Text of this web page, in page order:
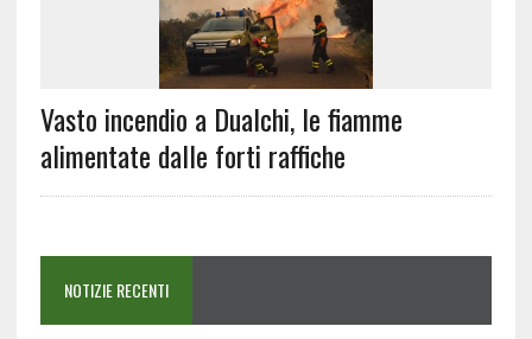
Vasto incendio a Dualchi, le fiamme
alimentate dalle forti raffiche
NOTIZIE RECENTI